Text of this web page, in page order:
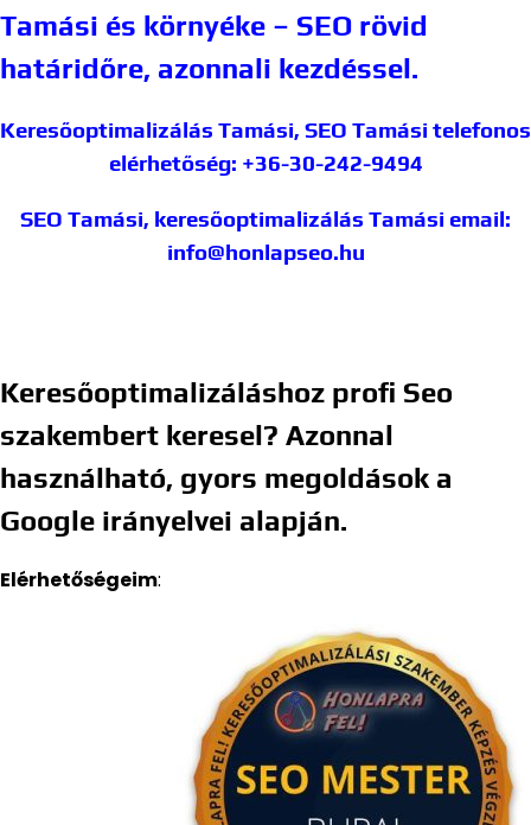
Tamási és környéke – SEO rövid
határidőre, azonnali kezdéssel.
Keresőoptimalizálás Tamási, SEO Tamási telefonos
elérhetőség: +36-30-242-9494
SEO Tamási, keresőoptimalizálás Tamási email:
info@honlapseo.hu
Keresőoptimalizáláshoz profi Seo
szakembert keresel? Azonnal
használható, gyors megoldások a
Google irányelvei alapján.
Elérhetőségeim: